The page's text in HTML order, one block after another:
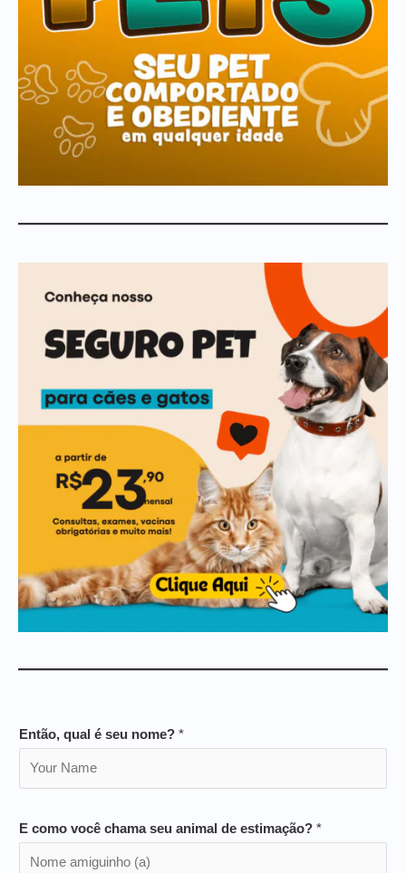
Então, qual é seu nome? *
E como você chama seu animal de estimação? *